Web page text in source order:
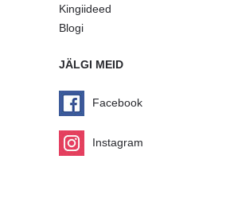
Kingiideed
Blogi
JÄLGI MEID
Facebook
Instagram